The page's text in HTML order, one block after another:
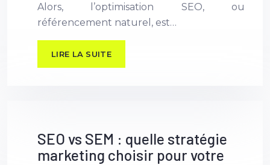
Alors, l’optimisation SEO, ou
référencement naturel, est…
LIRE LA SUITE
SEO vs SEM : quelle stratégie
marketing choisir pour votre